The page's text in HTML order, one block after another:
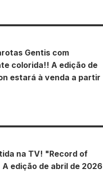
Gentis com
colorida!! A edição de
estará à venda a partir
na TV! "Record of
edição de abril de 2026